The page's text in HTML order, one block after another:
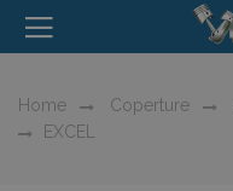
Home Coperture
EXCEL